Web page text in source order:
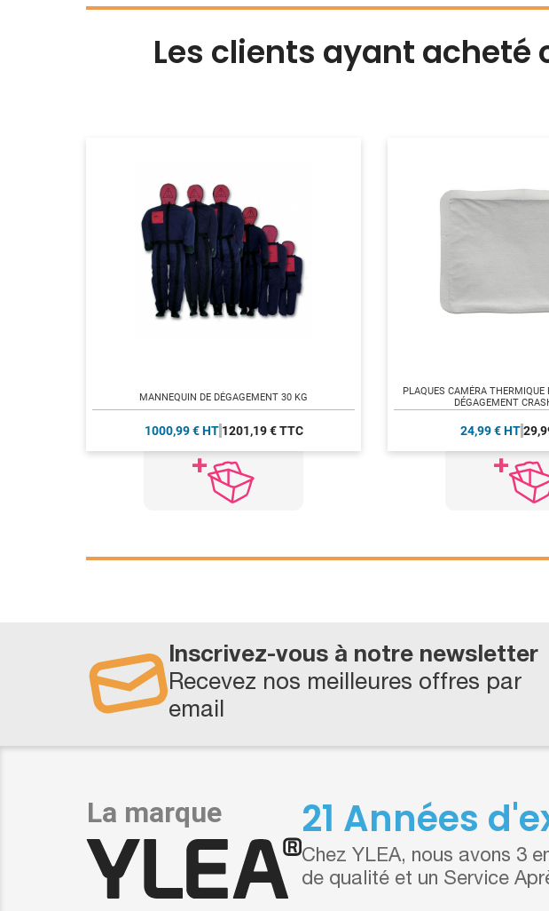
Les clients ayant
MANNEQUIN DE DÉGAGEMENT 30 KG
1000,99 € HT 1201,19 € TTC
PLAQUES CAMÉRA
DÉGAGEMENT
24,99 € HT
Inscrivez-vous à notre newsletter
Recevez nos meilleures offres par
email
21 Années
Chez YLEA, nous avons 3
de qualité et un Service